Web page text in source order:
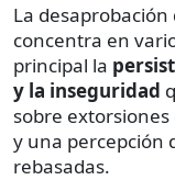
La
concentra en
principal la
y la inseguridad
sobre
y una percepción
rebasadas.